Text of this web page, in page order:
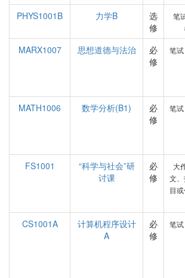
PHYS1001B
力学B
选
修
笔
MARX1007
思想道德与法治
必
修
笔试
MATH1006
数学分析(B1)
必
修
笔试
FS1001
“科学与社会”研
讨课
必
修
大
文
目或
CS1001A
计算机程序设计
A
必
修
笔试